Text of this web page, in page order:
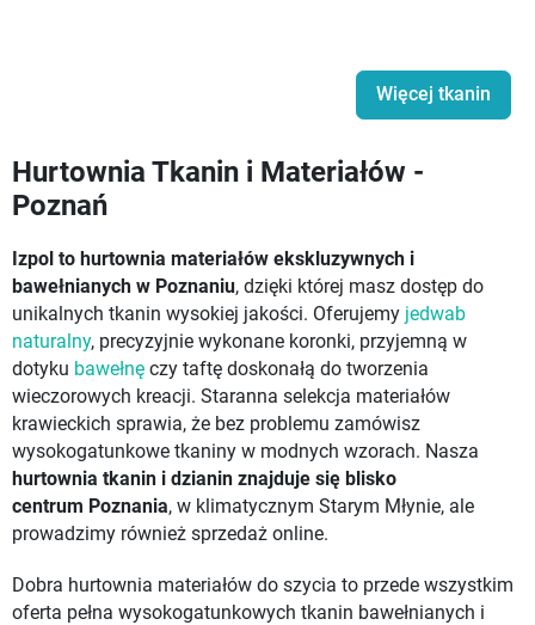
Więcej tkanin
Hurtownia Tkanin i Materiałów -
Poznań
Izpol to hurtownia materiałów ekskluzywnych i
bawełnianych w Poznaniu, dzięki której masz dostęp do
unikalnych tkanin wysokiej jakości. Oferujemy jedwab
naturalny, precyzyjnie wykonane koronki, przyjemną w
dotyku bawełnę czy taftę doskonałą do tworzenia
wieczorowych kreacji. Staranna selekcja materiałów
krawieckich sprawia, że bez problemu zamówisz
wysokogatunkowe tkaniny w modnych wzorach. Nasza
hurtownia tkanin i dzianin znajduje się blisko
centrum Poznania, w klimatycznym Starym Młynie, ale
prowadzimy również sprzedaż online.
Dobra hurtownia materiałów do szycia to przede wszystkim
oferta pełna wysokogatunkowych tkanin bawełnianych i